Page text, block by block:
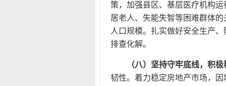
策，加强县区、基层医疗机构
居老人、失能失智等困难群体
人口规模。扎实做好安全生产
排查化解。
（八）坚持守牢底线，积
韧性。着力稳定房地产市场，